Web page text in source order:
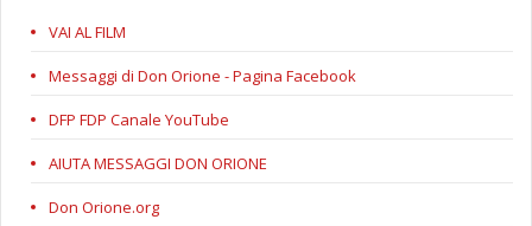
VAI AL FILM
Messaggi di Don Orione - Pagina Facebook
DFP FDP Canale YouTube
AIUTA MESSAGGI DON ORIONE
Don Orione.org